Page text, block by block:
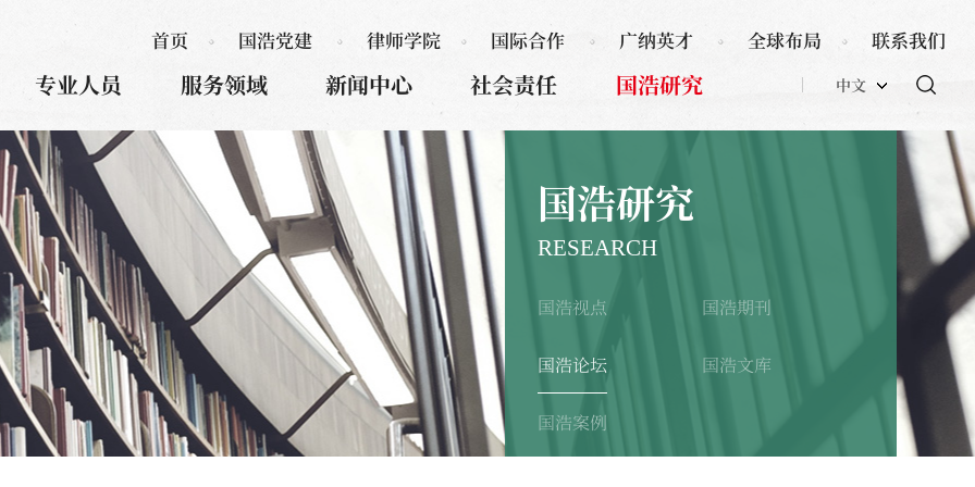
专业人员 服务领域 新闻中心 社会责任 国浩研究 中文
首页 国浩党建 律师学院 国际合作 广纳英才 全球布局 联系我们
国浩研究
RESEARCH
国浩视点 国浩期刊
国浩论坛 国浩文库
国浩案例